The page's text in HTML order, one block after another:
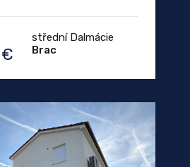
střední Dalmácie
Brac